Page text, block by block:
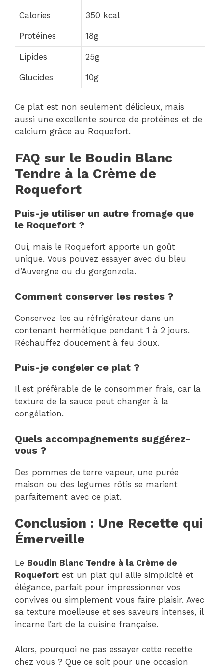
Calories 350 kcal
Protéines 18g
Lipides 25g
Glucides 10g
Ce plat est non seulement délicieux, mais
aussi une excellente source de protéines et de
calcium grâce au Roquefort.
FAQ sur le Boudin Blanc
Tendre à la Crème de
Roquefort
Puis-je utiliser un autre fromage que
le Roquefort ?
Oui, mais le Roquefort apporte un goût
unique. Vous pouvez essayer avec du bleu
d’Auvergne ou du gorgonzola.
Comment conserver les restes ?
Conservez-les au réfrigérateur dans un
contenant hermétique pendant 1 à 2 jours.
Réchauffez doucement à feu doux.
Puis-je congeler ce plat ?
Il est préférable de le consommer frais, car la
texture de la sauce peut changer à la
congélation.
Quels accompagnements suggérez-
vous ?
Des pommes de terre vapeur, une purée
maison ou des légumes rôtis se marient
parfaitement avec ce plat.
Conclusion : Une Recette qui
Émerveille
Le Boudin Blanc Tendre à la Crème de
Roquefort est un plat qui allie simplicité et
élégance, parfait pour impressionner vos
convives ou simplement vous faire plaisir. Avec
sa texture moelleuse et ses saveurs intenses, il
incarne l’art de la cuisine française.
Alors, pourquoi ne pas essayer cette recette
chez vous ? Que ce soit pour une occasion